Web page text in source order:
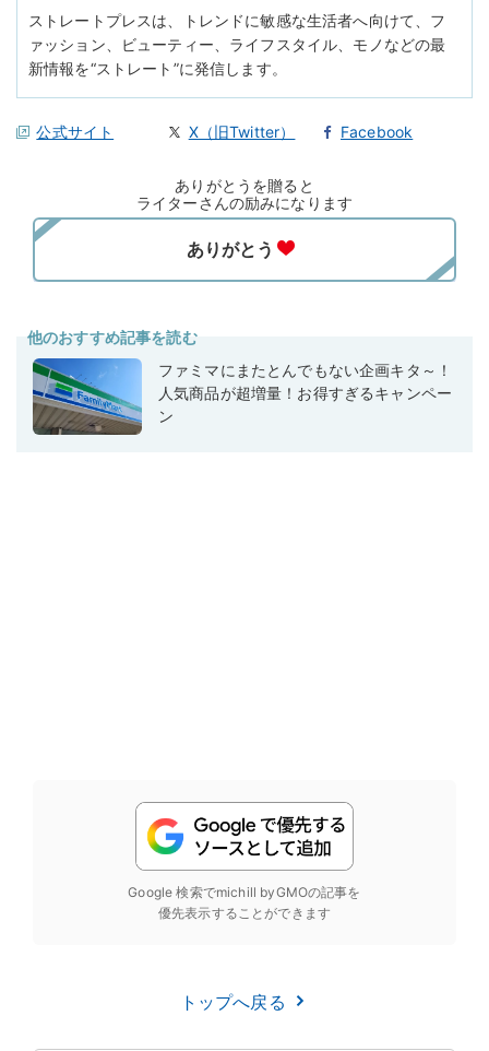
ストレートプレスは、トレンドに敏感な生活者へ向けて、フ
ァッション、ビューティー、ライフスタイル、モノなどの最
新情報を“ストレート”に発信します。
公式サイト X（旧Twitter） Facebook
ありがとうを贈ると
ライターさんの励みになります
他のおすすめ記事を読む
ファミマにまたとんでもない企画キタ～！
人気商品が超増量！お得すぎるキャンペー
ン
Google 検索でmichill byGMOの記事を
優先表示することができます
トップへ戻る